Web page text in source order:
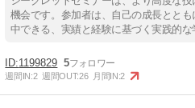
機会です。参加者は、自己の成長とと
中できる、実績と経験に基づく実践的な
1199829 5
週間IN:2 週間OUT:26 月間IN:2